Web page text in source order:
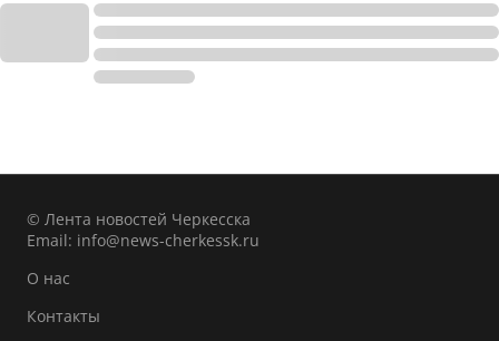
© Лента новостей Черкесска
Email: info@news-cherkessk.ru
О нас
Контакты